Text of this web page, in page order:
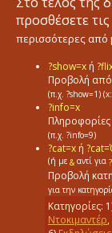
προσθέσετε
περισσότερες από
?show=x ή
Προβολή από
(π.χ. ?show=1)
?info=x
Πληροφορίες
(π.χ. ?info=9)
?cat=x ή
(ή με & αντί για ?
Προβολή
για την
Κατηγορίες: 1
Ντοκιμαντέρ,